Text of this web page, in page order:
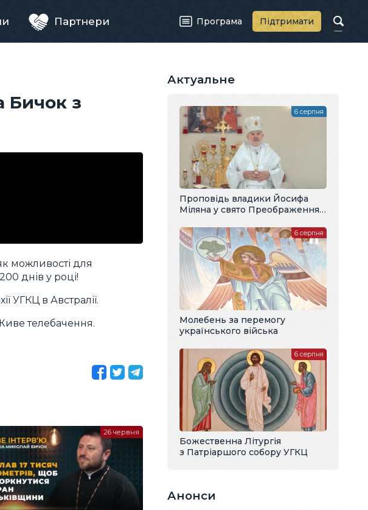
Партнери Програма Підтримати
Бичок з
можливості для
днів у році!
УГКЦ в Австралії.
телебачення.
26 червня
Актуальне
Проповідь владики Йосифа
Міляна у свято Преображення
6 серпня
Молебень за перемогу
українського війська
6 серпня
Божественна Літургія
з Патріаршого собору УГКЦ
6 серпня
Анонси